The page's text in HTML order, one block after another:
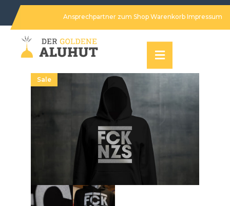
Ansprechpartner zum Shop Warenkorb Impressum
Sale